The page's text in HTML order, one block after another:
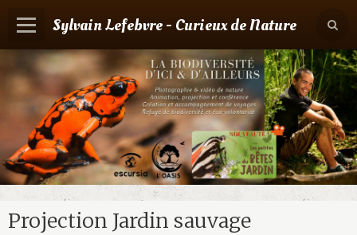
Sylvain Lefebvre - Curieux de Nature
Panier 0
Votre compte
Accueil
Contact
Agenda
Projection Jardin sauvage